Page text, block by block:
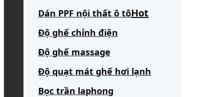
Dán PPF nội thất ô tô
Độ ghế chỉnh điện
Độ ghế massage
Độ quạt mát ghế hơi lạnh
Bọc trần laphong